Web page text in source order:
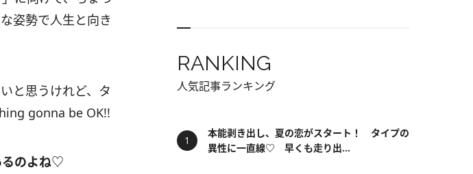
姿勢で人生と向き
と思うけれど、タ
gonna be OK!!
るのよね♡
RANKING
人気記事ランキング
本能剥き出し、夏の恋がスタート！ タイプの
異性に一直線♡ 早くも走り出...